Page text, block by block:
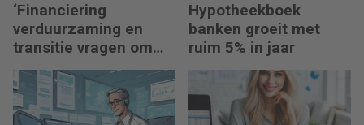
‘Financiering
verduurzaming en
transitie vragen om
minder regels’
Hypotheekboek
banken groeit met
ruim 5% in jaar